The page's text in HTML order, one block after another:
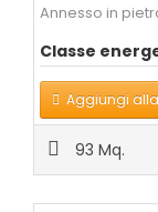
Annesso in
Classe
Aggiungi
93 Mq.